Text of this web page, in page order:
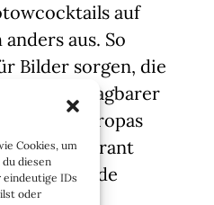
Cookies, um
diesen
eindeutige IDs
oder
auf
aus. So
Bilder sorgen, die
(kein klagbarer
Europas
so tolerant